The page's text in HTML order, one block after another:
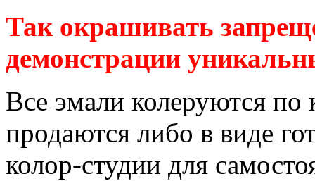
Так окрашивать
демонстрации
Все эмали колеруются
продаются либо в виде
колор-студии для